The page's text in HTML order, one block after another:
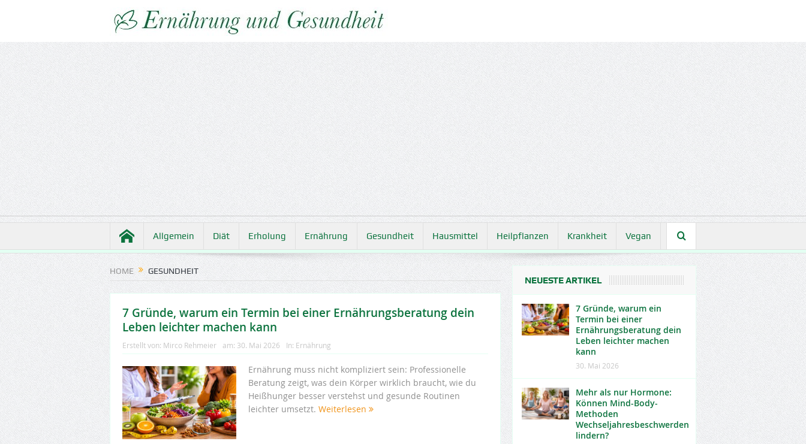
Allgemein Diät Erholung Ernährung Gesundheit Hausmittel Heilpflanzen Krankheit Vegan
HOME GESUNDHEIT
7 Gründe, warum ein Termin bei einer Ernährungsberatung dein
Leben leichter machen kann
Erstellt von: Mirco Rehmeier am: 30. Mai 2026 In: Ernährung
Ernährung muss nicht kompliziert sein: Professionelle
Beratung zeigt, was dein Körper wirklich braucht, wie du
Heißhunger besser verstehst und gesunde Routinen
leichter umsetzt. Weiterlesen
NEUESTE ARTIKEL
7 Gründe, warum ein
Termin bei einer
Ernährungsberatung dein
Leben leichter machen
kann
30. Mai 2026
Mehr als nur Hormone:
Können Mind-Body-
Methoden
Wechseljahresbeschwerden
lindern?